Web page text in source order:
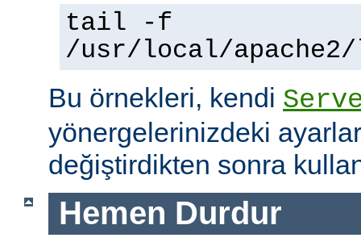
tail -f
/usr/local/
Bu örnekleri, kendi
yönergelerinizdeki
değiştirdikten sonra
Hemen Durdur